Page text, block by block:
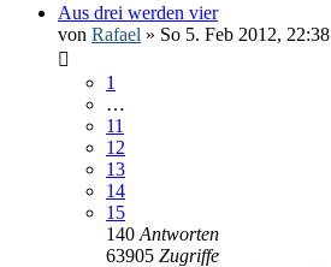
Aus drei werden vier
von Rafael » So 5. Feb 2012, 22:38
1
…
11
12
13
14
15
140 Antworten
63905 Zugriffe